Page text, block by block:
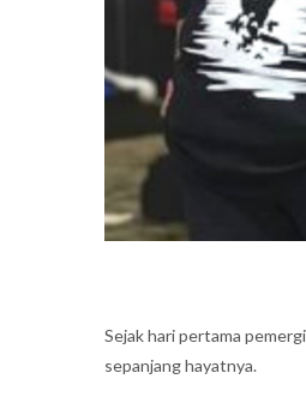
Sejak hari pertama
sepanjang hayatnya.